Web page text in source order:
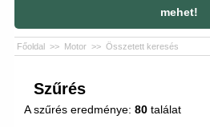
mehet!
Főoldal >> Motor >> Összetett keresés
Szűrés
A szűrés eredménye:80 találat